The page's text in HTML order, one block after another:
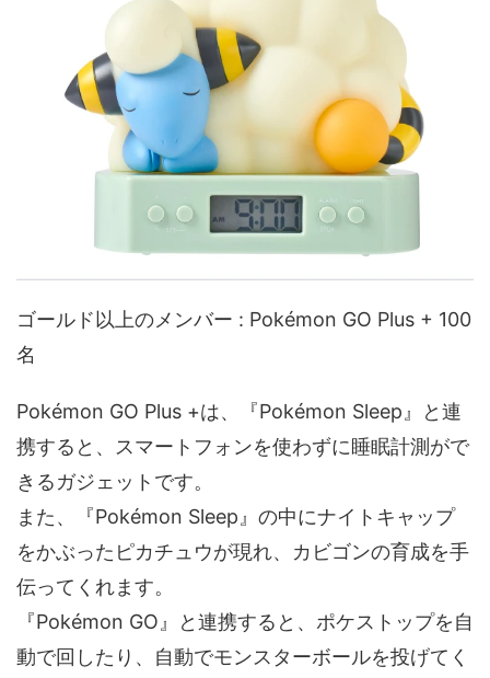
ゴールド以上の​メンバー : Pokémon GO Plus + 100
名
Pokémon GO Plus +は、『Pokémon Sleep』と​連
携すると、​スマートフォンを​使わずに​睡眠計測が​で
きるガジェットです。
​また、​『Pokémon Sleep』の​中に​ナイトキャップ
を​かぶった​ピカチュウが​現れ、​カビゴンの​育成を​手
伝ってくれます。
​『Pokémon GO』と​連携すると、​ポケストップを​自
動で​回したり、​自動で​モンスターボールを​投げてく